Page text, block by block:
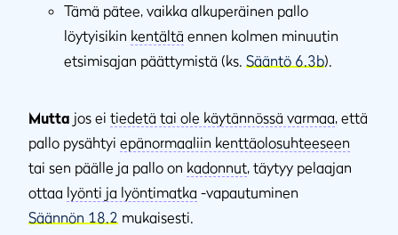
Tämä pätee, vaikka alkuperäinen pallo
löytyisikin kentältä ennen kolmen minuutin
etsimisajan päättymistä (ks. Sääntö 6.3b).
Mutta jos ei tiedetä tai ole käytännössä varmaa, että
pallo pysähtyi epänormaaliin kenttäolosuhteeseen
tai sen päälle ja pallo on kadonnut, täytyy pelaajan
ottaa lyönti ja lyöntimatka -vapautuminen
Säännön 18.2 mukaisesti.